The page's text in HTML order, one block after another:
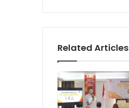
Related Articles